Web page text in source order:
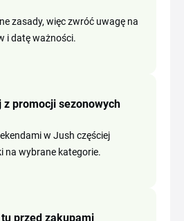
zasady, więc zwróć uwagę na
i datę ważności.
z promocji sezonowych
w Jush częściej
na wybrane kategorie.
przed zakupami